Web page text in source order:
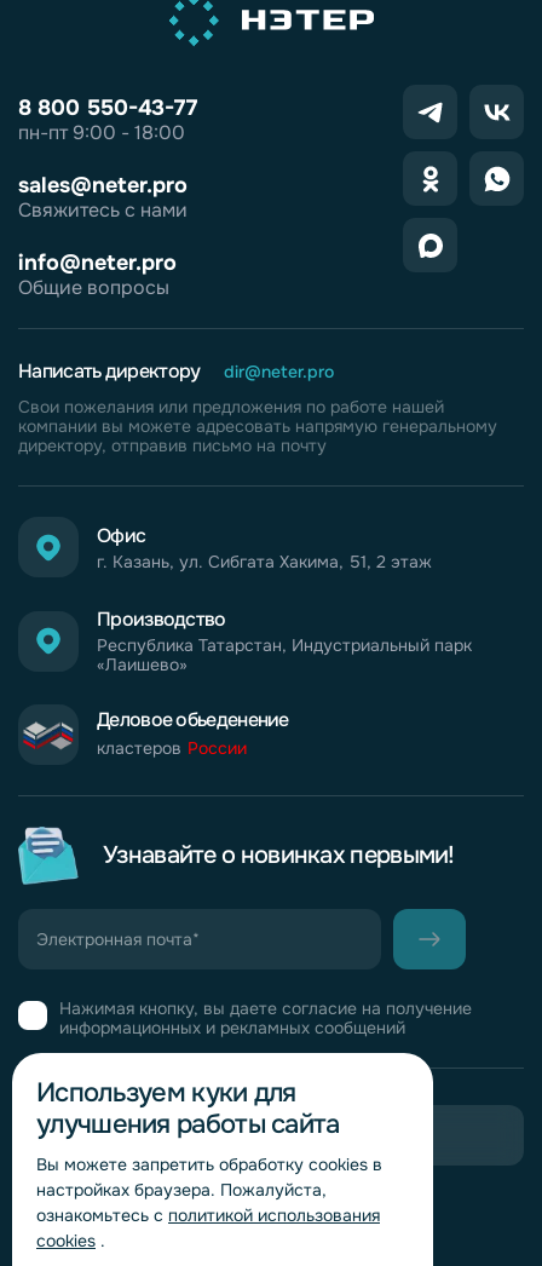
8 800 550-43-77
пн-пт 9:00 - 18:00
sales@neter.pro
Свяжитесь с нами
info@neter.pro
Общие вопросы
Деловое обьеденение
кластеров России
Производство
Республика Татарстан, Индустриальный парк
«Лаишево»
Офис
г. Казань, ул. Сибгата Хакима, 51, 2 этаж
Написать директору
dir@neter.pro
Свои пожелания или предложения по работе нашей
компании вы можете адресовать напрямую генеральному
директору, отправив письмо на почту
Узнавайте о новинках первыми!
Нажимая кнопку, вы даете согласие на получение
информационных и рекламных сообщений
Горячая линия комплаенс
Обработка персональных данных
Пригласить в тендер
Используем куки для
улучшения работы сайта
Вы можете запретить обработку сookies в
настройках браузера. Пожалуйста,
ознакомьтесь с политикой использования
cookies .